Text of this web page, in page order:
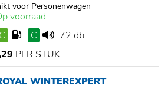
voor Personenwagen
voorraad
C
C
72 db
PER STUK
WINTEREXPERT